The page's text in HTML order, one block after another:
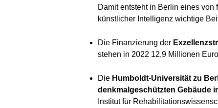
Damit entsteht in Berlin eines
künstlicher Intelligenz wichtige
Die Finanzierung der
stehen in 2022 12,9 Millionen
Die Humboldt-Universität zu
denkmalgeschützten Gebäude
Institut für